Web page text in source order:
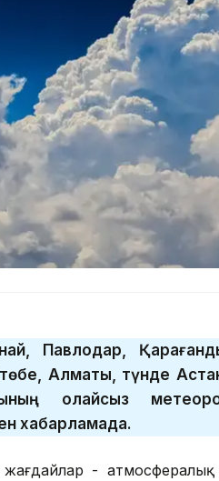
Павлодар,
Алматы, түнде
қолайсыз
хабарламада.
жағдайлар -